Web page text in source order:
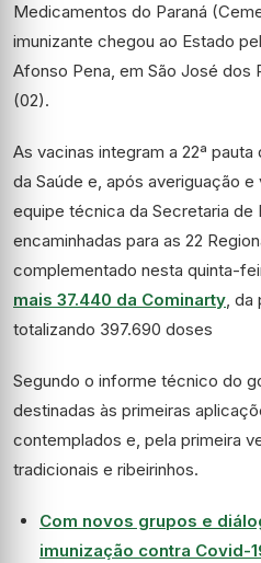
Medicamentos do Paraná
imunizante chegou ao Estado
Afonso Pena, em São José dos
(02).
As vacinas integram a 22ª
da Saúde e, após averiguação
equipe técnica da Secretaria de
encaminhadas para as 22
complementado nesta quinta-
mais 37.440 da Cominarty, da
totalizando 397.690 doses
Segundo o informe técnico do
destinadas às primeiras
contemplados e, pela primeira
tradicionais e ribeirinhos.
Com novos grupos e
imunização contra Covid-